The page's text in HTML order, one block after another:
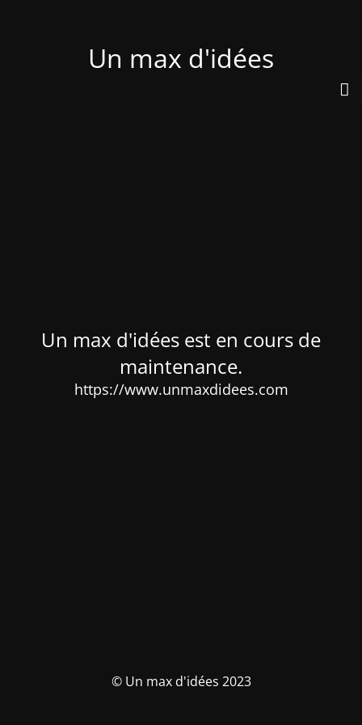
Un max d'idées
Un max d'idées est en cours de
maintenance.
https://www.unmaxdidees.com
© Un max d'idées 2023